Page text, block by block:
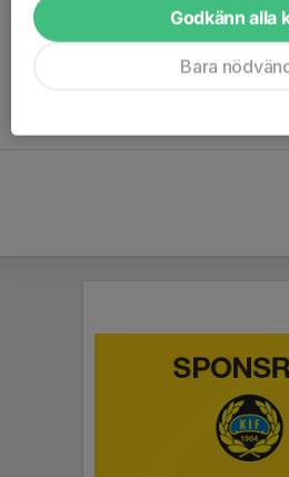
-i n n e k l u b b e n i u t k a n t e n-
Korsnäs verksamhetsidé är att sträva
Godkänn alla
Bara